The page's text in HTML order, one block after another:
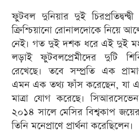
ফুটবল দুনিয়ার দুই
ক্রিশ্চিয়ানো রোনালদোকে নিয়ে
নেই। গত দুই দশক ধরে এই দুই
লড়াই ফুটবলপ্রেমীদের দুটি
রেখেছে। তবে সম্প্রতি এক
এমন এক তথ্য ফাঁস করেছেন, যা
মাত্রা যোগ করেছে।
২০১৪ সালে মেসির বিশ্বকাপ
তিনি মনেপ্রাণে প্রার্থনা করেছিলেন।